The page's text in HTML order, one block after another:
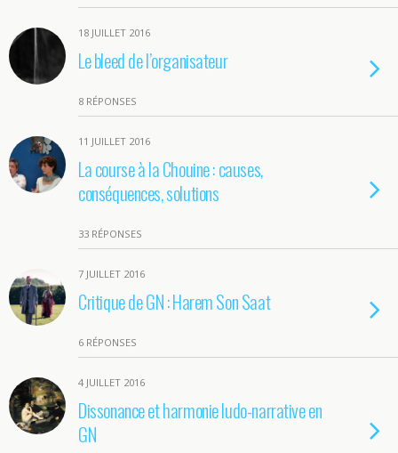
18 JUILLET 2016
Le bleed de l’organisateur
8 RÉPONSES
11 JUILLET 2016
La course à la Chouine : causes,
conséquences, solutions
33 RÉPONSES
7 JUILLET 2016
Critique de GN : Harem Son Saat
6 RÉPONSES
4 JUILLET 2016
Dissonance et harmonie ludo-narrative en
GN